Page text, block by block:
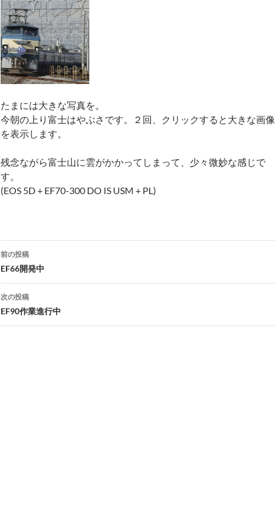
たまには大きな写真を。
今朝の上り富士はやぶさです。２回、クリックすると大きな画像
を表示します。
残念ながら富士山に雲がかかってしまって、少々微妙な感じで
す。
(EOS 5D + EF70-300 DO IS USM + PL)
投
稿
ナ
ビ
ゲ
前の投稿
EF66開発中
次の投稿
EF90作業進行中